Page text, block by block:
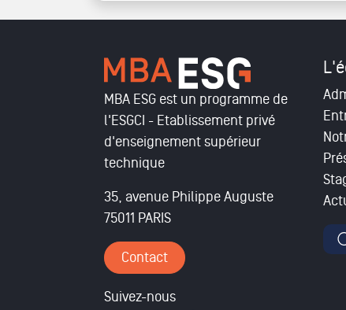
MBA ESG est un programme de
l'ESGCI - Etablissement privé
d'enseignement supérieur
technique
35, avenue Philippe Auguste
75011 PARIS
Contact
Suivez-nous